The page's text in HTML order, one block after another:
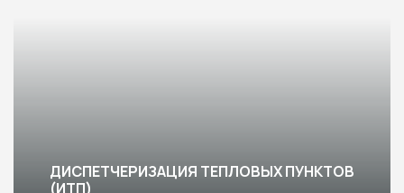
ДИСПЕТЧЕРИЗАЦИЯ ТЕПЛОВЫХ ПУНКТОВ
(ИТП)